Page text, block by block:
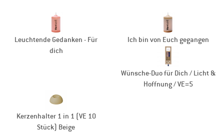
Leuchtende Gedanken - Für
dich
Ich bin von Euch gegangen
Wünsche-Duo für Dich / Licht &
Hoffnung / VE=5
Kerzenhalter 1 in 1 (VE 10
Stück) Beige